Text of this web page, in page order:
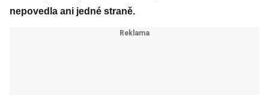
nepovedla ani jedné straně.